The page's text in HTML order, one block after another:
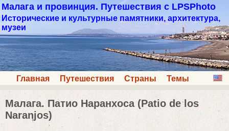
Малага и провинция. Путешествия с LPSPhoto
Исторические и культурные памятники, архитектура,
музеи
Главная Путешествия Страны Темы
Малага. Патио Наранхоса (Patio de los
Naranjos)